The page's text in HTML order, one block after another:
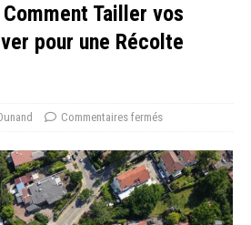
Tailler vos
pour une Récolte
Commentaires fermés